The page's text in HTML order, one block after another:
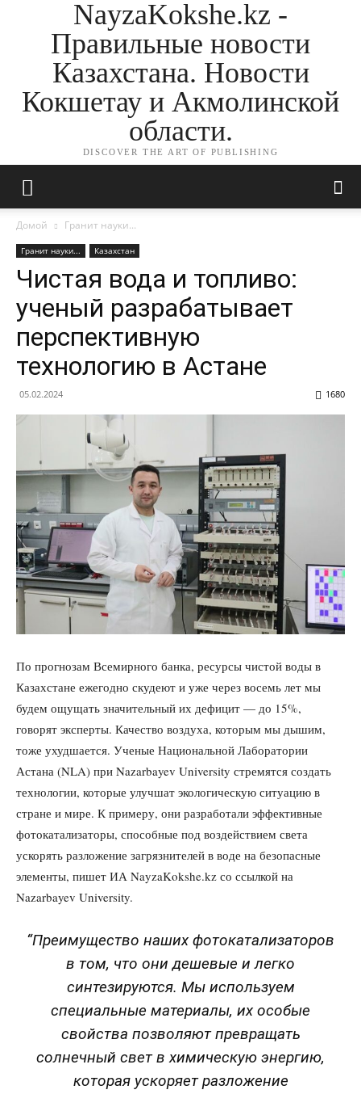
NayzaKokshe.kz -
Правильные новости
Казахстана. Новости
Кокшетау и Акмолинской
области.
DISCOVER THE ART OF PUBLISHING
Домой Гранит науки...
Гранит науки... Казахстан
Чистая вода и топливо:
ученый разрабатывает
перспективную
технологию в Астане
05.02.2024 1680
По прогнозам Всемирного банка, ресурсы чистой воды в
Казахстане ежегодно скудеют и уже через восемь лет мы
будем ощущать значительный их дефицит — до 15%,
говорят эксперты. Качество воздуха, которым мы дышим,
тоже ухудшается. Ученые Национальной Лаборатории
Астана (NLA) при Nazarbayev University стремятся создать
технологии, которые улучшат экологическую ситуацию в
стране и мире. К примеру, они разработали эффективные
фотокатализаторы, способные под воздействием света
ускорять разложение загрязнителей в воде на безопасные
элементы, пишет ИА NayzaKokshe.kz со ссылкой на
Nazarbayev University.
“Преимущество наших фотокатализаторов
в том, что они дешевые и легко
синтезируются. Мы используем
специальные материалы, их особые
свойства позволяют превращать
солнечный свет в химическую энергию,
которая ускоряет разложение